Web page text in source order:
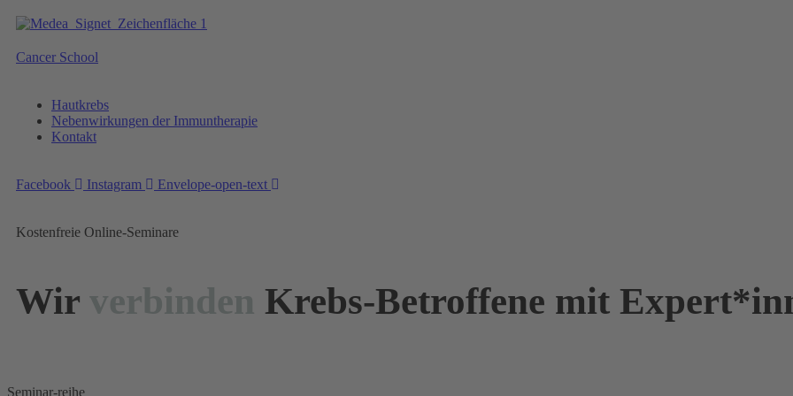
Zum
Inhalt
Cancer School
Menu
Hautkrebs
Nebenwirkungen der Immuntherapie
Kontakt
Facebook Instagram Envelope-open-text
Kostenfreie Online-Seminare
Wir verbinden Krebs-Betroffene mit
Seminar-reihe